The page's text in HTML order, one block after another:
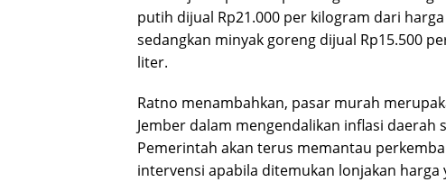
putih dijual Rp21.000 per kilogram dari
sedangkan minyak goreng dijual Rp15.500
liter.
Ratno menambahkan, pasar murah
Jember dalam mengendalikan inflasi daerah
Pemerintah akan terus memantau
intervensi apabila ditemukan lonjakan